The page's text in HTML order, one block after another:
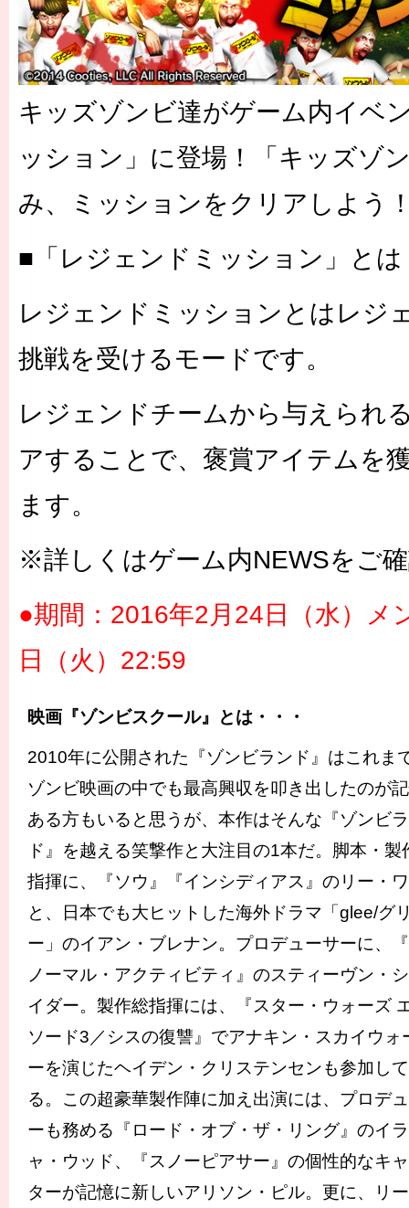
キッズゾンビ達がゲーム内イベ
ッション」に登場！「キッズゾ
み、ミッションをクリアしよう
■「レジェンドミッション」とは
レジェンドミッションとはレジ
挑戦を受けるモードです。
レジェンドチームから与えられ
アすることで、褒賞アイテムを
ます。
※詳しくはゲーム内NEWSをご
●期間：2016年2月24日（水）メ
日（火）22:59
映画『ゾンビスクール』とは・・・
2010年に公開された『ゾンビランド』はこれま
ゾンビ映画の中でも最高興収を叩き出したのが
ある方もいると思うが、本作はそんな『ゾンビ
ド』を越える笑撃作と大注目の1本だ。脚本・製
指揮に、『ソウ』『インシディアス』のリー・
と、日本でも大ヒットした海外ドラマ「glee/グ
ー」のイアン・ブレナン。プロデューサーに、
ノーマル・アクティビティ』のスティーヴン・
イダー。製作総指揮には、『スター・ウォーズ
ソード3／シスの復讐』でアナキン・スカイウォ
ーを演じたヘイデン・クリステンセンも参加し
る。この超豪華製作陣に加え出演には、プロデ
ーも務める『ロード・オブ・ザ・リング』のイ
ャ・ウッド、『スノーピアサー』の個性的なキ
ターが記憶に新しいアリソン・ピル。更に、リ